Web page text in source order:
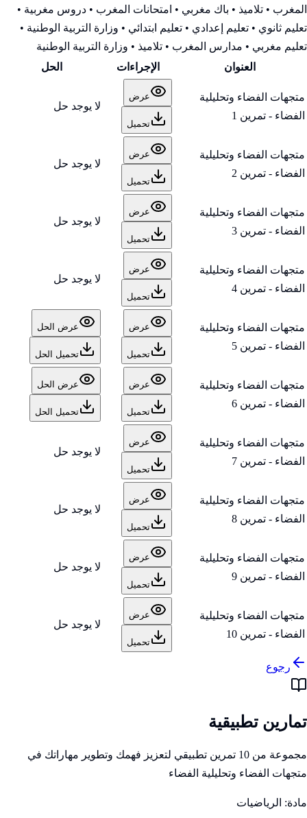
المغرب • تلاميذ • باك مغربي • امتحانات المغرب • دروس مغربية •
تعليم ثانوي • تعليم إعدادي • تعليم ابتدائي • وزارة التربية الوطنية •
تعليم مغربي • مدارس المغرب • تلاميذ • وزارة التربية الوطنية
العنوان
الإجراءات الحل
متجهات الفضاء وتحليلية
الفضاء - تمرين 1
عرض
تحميل
لا يوجد حل
متجهات الفضاء وتحليلية
الفضاء - تمرين 2
عرض
تحميل
لا يوجد حل
متجهات الفضاء وتحليلية
الفضاء - تمرين 3
عرض
تحميل
لا يوجد حل
متجهات الفضاء وتحليلية
الفضاء - تمرين 4
عرض
تحميل
لا يوجد حل
متجهات الفضاء وتحليلية
الفضاء - تمرين 5
عرض
تحميل
عرض الحل
تحميل الحل
متجهات الفضاء وتحليلية
الفضاء - تمرين 6
عرض
تحميل
عرض الحل
تحميل الحل
متجهات الفضاء وتحليلية
الفضاء - تمرين 7
عرض
تحميل
لا يوجد حل
متجهات الفضاء وتحليلية
الفضاء - تمرين 8
عرض
تحميل
لا يوجد حل
متجهات الفضاء وتحليلية
الفضاء - تمرين 9
عرض
تحميل
لا يوجد حل
متجهات الفضاء وتحليلية
الفضاء - تمرين 10
عرض
تحميل
لا يوجد حل
رجوع
تمارين تطبيقية
مجموعة من 10 تمرين تطبيقي لتعزيز فهمك وتطوير مهاراتك في
متجهات الفضاء وتحليلية الفضاء
مادة: الرياضيات